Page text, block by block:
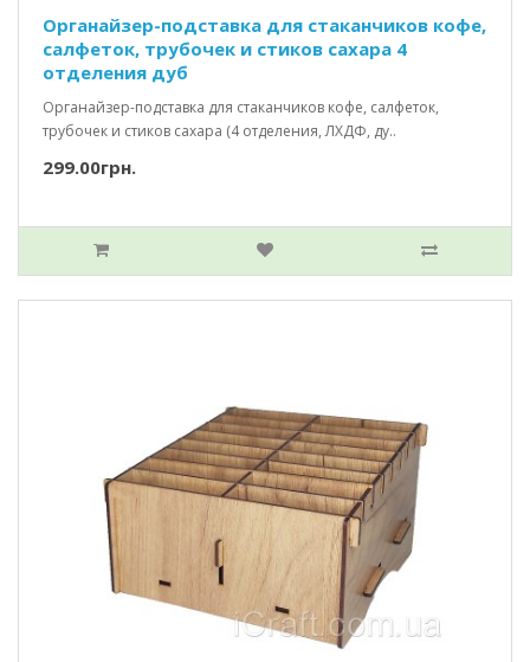
Органайзер-подставка для стаканчиков кофе,
салфеток, трубочек и стиков сахара 4
отделения дуб
Органайзер-подставка для стаканчиков кофе, салфеток,
трубочек и стиков сахара (4 отделения, ЛХДФ, ду..
299.00грн.